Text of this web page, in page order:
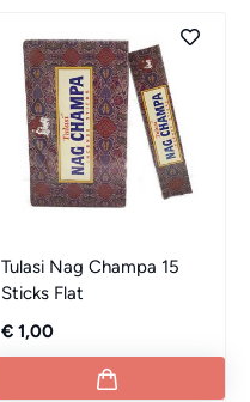
Tulasi Nag Champa 15
Sticks Flat
€ 1,00